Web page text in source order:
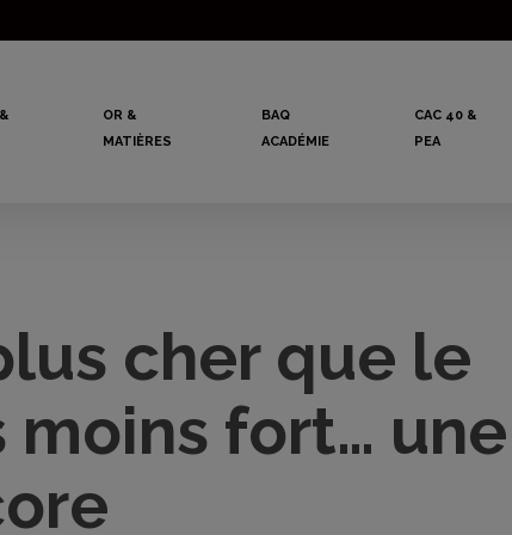
OR &
MATIÈRES
BAQ
ACADÉMIE
CAC 40 &
PEA
cher que le
moins fort… une